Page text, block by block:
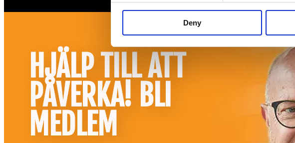
Deny
HJÄLP TILL ATT
PÅVERKA! BLI
MEDLEM